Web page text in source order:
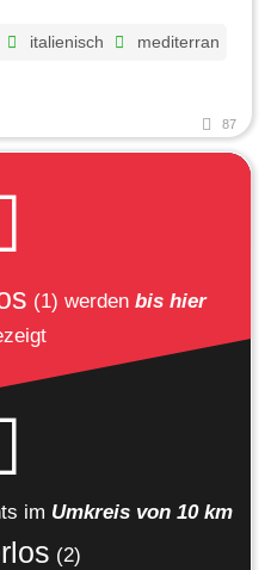
italienisch mediterran
87
(1) werden bis hier
im Umkreis von 10 km
(2)